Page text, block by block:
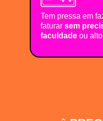
Tem pressa em
faturar sem
faculdadeou